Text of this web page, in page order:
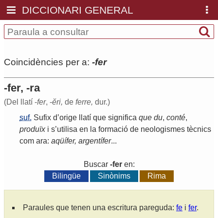
DICCIONARI GENERAL
Coincidències per a: -fer
-fer, -ra
(Del llatí -fer, -ĕri, de ferre, dur.)
suf. Sufix d’orige llatí que significa que du, conté,
produïx i s’utilisa en la formació de neologismes tècnics
com ara: aqüífer, argentífer...
Buscar -feren:
Bilingüe
Sinònims Rima
Paraules que tenen una escritura pareguda: fe i fer.